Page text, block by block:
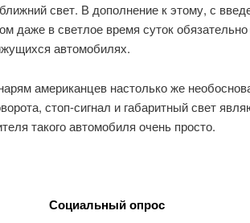
свет. В дополнение к этому, с
даже в светлое время суток
автомобилях.
американцев настолько же
стоп-сигнал и габаритный свет
такого автомобиля очень просто.
Социальный опрос